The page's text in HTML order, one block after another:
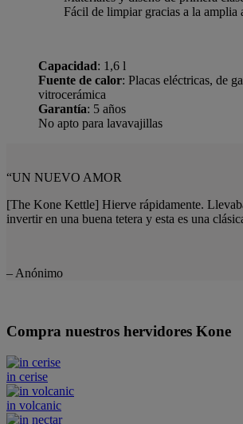
Fácil de limpiar gracias a la amplia
Capacidad: 1,6 l
Fuente de calor: Placas eléctricas, de
vitrocerámica
Garantía: 5 años
No apto para lavavajillas
“UN NUEVO AMOR
[The Kone Kettle] Hierve rápidamente.
invertir en una buena tetera y esta es una
– Anónimo
Compra nuestros hervidores Kone
in cerise
in volcanic